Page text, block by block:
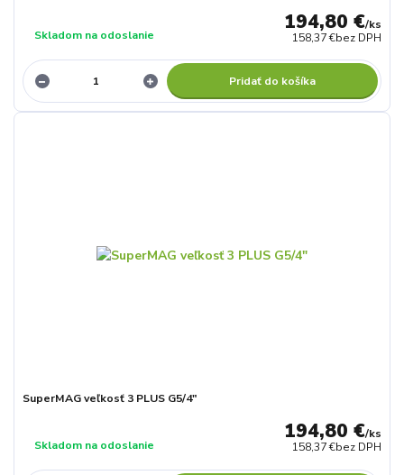
194,80 €/ks
158,37 €bez DPH
Skladom na odoslanie
Pridať do košíka
SuperMAG veľkosť 3 PLUS G5/4"
194,80 €/ks
158,37 €bez DPH
Skladom na odoslanie